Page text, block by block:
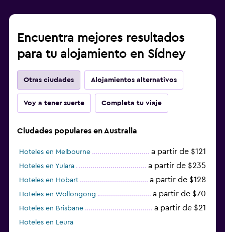
Encuentra mejores resultados
para tu alojamiento en Sídney
Otras ciudades Alojamientos alternativos
Voy a tener suerte Completa tu viaje
Ciudades populares en Australia
Hoteles en Melbourne a partir de $121
Hoteles en Yulara a partir de $235
Hoteles en Hobart a partir de $128
Hoteles en Wollongong a partir de $70
Hoteles en Brisbane a partir de $21
Hoteles en Leura